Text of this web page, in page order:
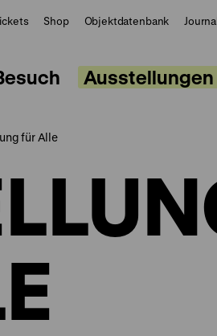
Shop Objektdatenbank
Ausstellungen
für Alle